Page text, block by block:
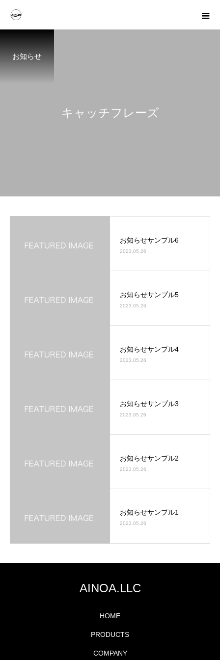
お知らせ
キ ャ ッ チフ レ ー ズ
お知らせサンプル6
2023.05.26
お知らせサンプル5
2023.05.26
お知らせサンプル4
2023.05.26
お知らせサンプル3
2023.05.26
お知らせサンプル2
2023.05.26
お知らせサンプル1
2023.05.26
AINOA.LLC
HOME
PRODUCTS
COMPANY